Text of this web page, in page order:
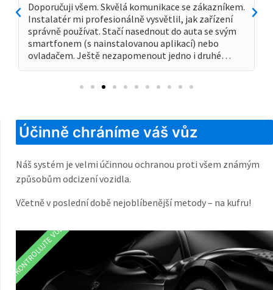
Doporučuji všem. Skvělá komunikace se zákazníkem.
Instalatér mi profesionálně vysvětlil, jak zařízení
správně používat. Stačí nasednout do auta se svým
smartfonem (s nainstalovanou aplikací) nebo
ovladačem. Ještě nezapomenout jedno i druhé…
Účinně chráníme váš vůz
Náš systém je velmi účinnou ochranou proti všem známým
způsobům odcizení vozidla.
Včetně v poslední době nejoblíbenější metody – na kufru!
ZKONTROLUJTE VŮZ